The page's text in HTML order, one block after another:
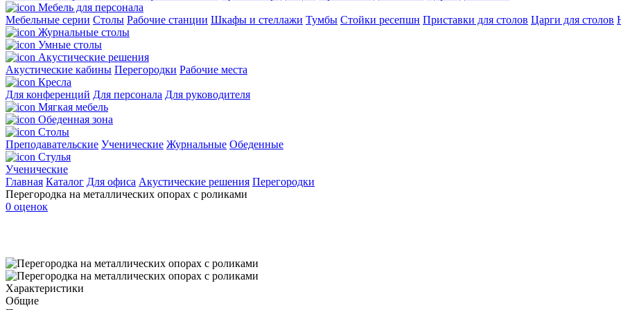
Мебель для персонала
Мебельные серии Столы Рабочие станции Шкафы и стеллажи Тумбы Стойки ресепшн Приставки для столов Царги для столов
Журнальные столы
Умные столы
Акустические решения
Акустические кабины Перегородки Рабочие места
Кресла
Для конференций Для персонала Для руководителя
Мягкая мебель
Обеденная зона
Столы
Преподавательские Ученические Журнальные Обеденные
Стулья
Ученические
Главная Каталог Для офиса Акустические решения Перегородки
Перегородка на металлических опорах с роликами
0 оценок
Характеристики
Общие